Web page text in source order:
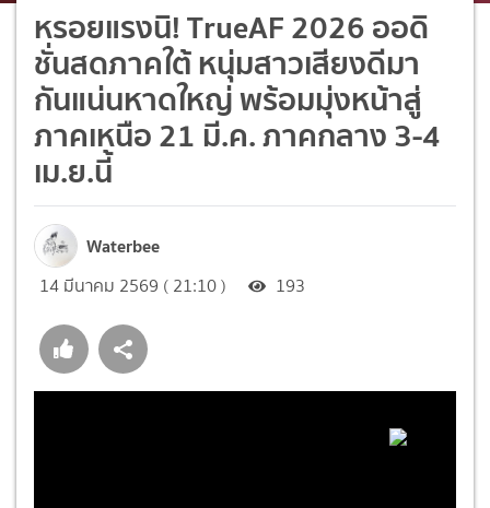
หรอยแรงนิ! TrueAF 2026 ออดิ
ชั่นสดภาคใต้ หนุ่มสาวเสียงดีมา
กันแน่นหาดใหญ่ พร้อมมุ่งหน้าสู่
ภาคเหนือ 21 มี.ค. ภาคกลาง 3-4
เม.ย.นี้
Waterbee
14 มีนาคม 2569 ( 21:10 ) 193